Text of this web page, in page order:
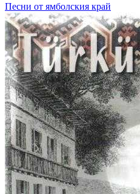
Песни от ямболския край